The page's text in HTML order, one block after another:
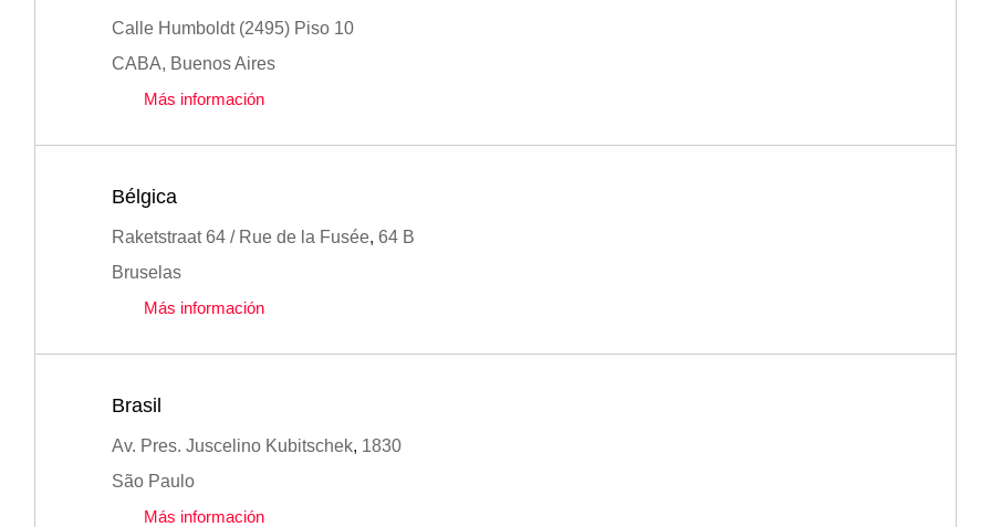
Calle Humboldt (2495) Piso 10
CABA, Buenos Aires
Más información
Bélgica
Raketstraat 64 / Rue de la Fusée, 64 B
Bruselas
Más información
Brasil
Av. Pres. Juscelino Kubitschek, 1830
São Paulo
Más información